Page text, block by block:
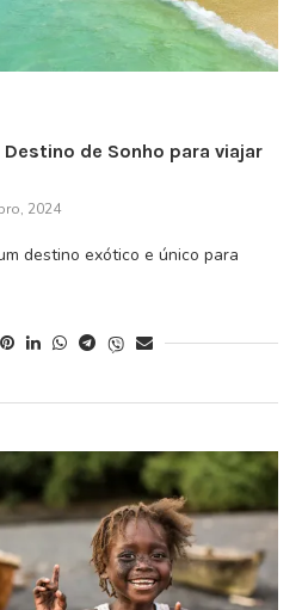
de Sonho para viajar
2024
destino exótico e único para